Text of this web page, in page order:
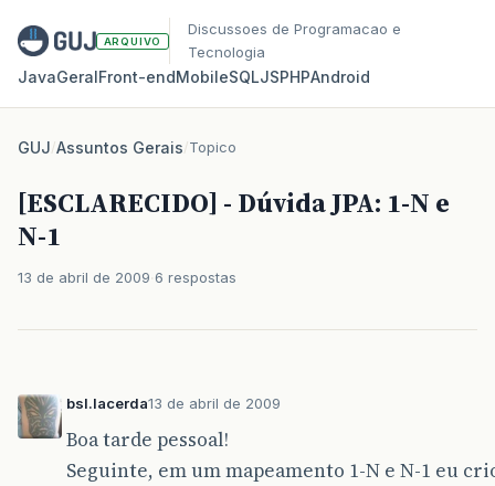
ARQUIVO
Discussoes de Programacao e
Tecnologia
JavaGeralFront‑endMobileSQLJSPHPAndroid
GUJ/Assuntos Gerais/Topico
[ESCLARECIDO] - Dúvida JPA: 1-N e
N-1
13 de abril de 2009 6 respostas
bsl.lacerda13 de abril de 2009
Boa tarde pessoal!
Seguinte, em um mapeamento 1-N e N-1 eu